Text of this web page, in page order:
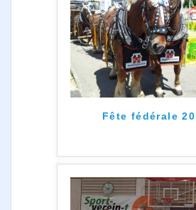
Fête fédérale